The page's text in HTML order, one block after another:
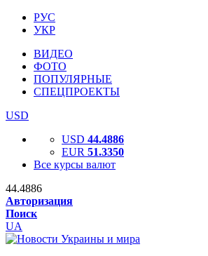
РУС
УКР
ВИДЕО
ФОТО
ПОПУЛЯРНЫЕ
СПЕЦПРОЕКТЫ
USD
USD 44.4886
EUR 51.3350
Все курсы валют
44.4886
Авторизация
Поиск
UA